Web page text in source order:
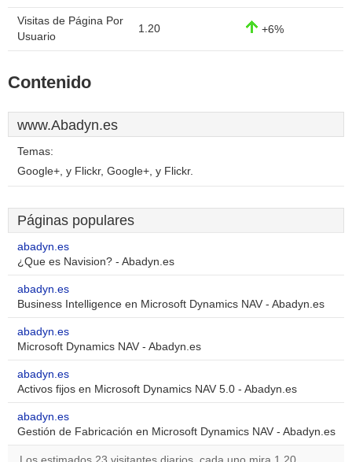
Visitas de Página Por
Usuario
1.20 +6%
Contenido
www.Abadyn.es
Temas:
Google+, y Flickr, Google+, y Flickr.
Páginas populares
abadyn.es
¿Que es Navision? - Abadyn.es
abadyn.es
Business Intelligence en Microsoft Dynamics NAV - Abadyn.es
abadyn.es
Microsoft Dynamics NAV - Abadyn.es
abadyn.es
Activos fijos en Microsoft Dynamics NAV 5.0 - Abadyn.es
abadyn.es
Gestión de Fabricación en Microsoft Dynamics NAV - Abadyn.es